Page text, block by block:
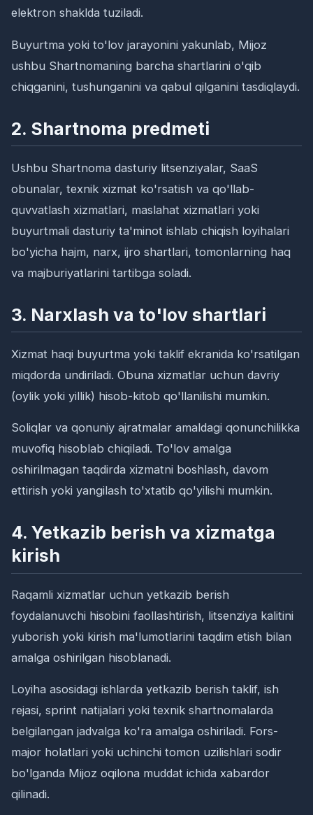
elektron shaklda tuziladi.
Buyurtma yoki to'lov jarayonini yakunlab, Mijoz
ushbu Shartnomaning barcha shartlarini o'qib
chiqganini, tushunganini va qabul qilganini tasdiqlaydi.
2. Shartnoma predmeti
Ushbu Shartnoma dasturiy litsenziyalar, SaaS
obunalar, texnik xizmat ko'rsatish va qo'llab-
quvvatlash xizmatlari, maslahat xizmatlari yoki
buyurtmali dasturiy ta'minot ishlab chiqish loyihalari
bo'yicha hajm, narx, ijro shartlari, tomonlarning haq
va majburiyatlarini tartibga soladi.
3. Narxlash va to'lov shartlari
Xizmat haqi buyurtma yoki taklif ekranida ko'rsatilgan
miqdorda undiriladi. Obuna xizmatlar uchun davriy
(oylik yoki yillik) hisob-kitob qo'llanilishi mumkin.
Soliqlar va qonuniy ajratmalar amaldagi qonunchilikka
muvofiq hisoblab chiqiladi. To'lov amalga
oshirilmagan taqdirda xizmatni boshlash, davom
ettirish yoki yangilash to'xtatib qo'yilishi mumkin.
4. Yetkazib berish va xizmatga
kirish
Raqamli xizmatlar uchun yetkazib berish
foydalanuvchi hisobini faollashtirish, litsenziya kalitini
yuborish yoki kirish ma'lumotlarini taqdim etish bilan
amalga oshirilgan hisoblanadi.
Loyiha asosidagi ishlarda yetkazib berish taklif, ish
rejasi, sprint natijalari yoki texnik shartnomalarda
belgilangan jadvalga ko'ra amalga oshiriladi. Fors-
major holatlari yoki uchinchi tomon uzilishlari sodir
bo'lganda Mijoz oqilona muddat ichida xabardor
qilinadi.